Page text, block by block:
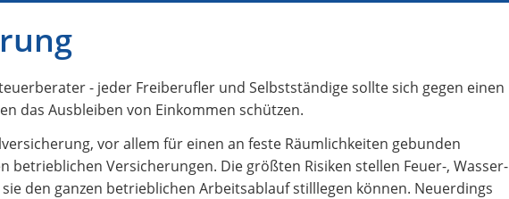
- jeder Freiberufler und Selbstständige sollte sich gegen einen
das Ausbleiben von Einkommen schützen.
vor allem für einen an feste Räumlichkeiten gebunden
betrieblichen Versicherungen. Die größten Risiken stellen Feuer-, Wasser-
den ganzen betrieblichen Arbeitsablauf stilllegen können. Neuerdings